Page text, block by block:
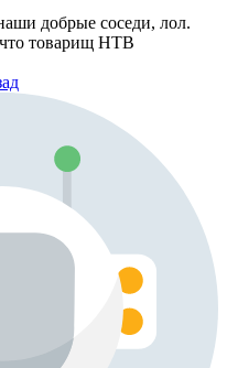
добрые соседи, лол.
товарищ НТВ